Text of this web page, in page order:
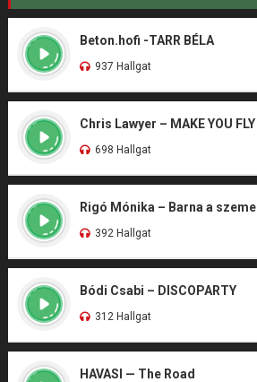
Beton.hofi -TARR BÉLA
937 Hallgat
Chris Lawyer – MAKE YOU FLY
698 Hallgat
Rigó Mónika – Barna a szeme
392 Hallgat
Bódi Csabi – DISCOPARTY
312 Hallgat
HAVASI — The Road